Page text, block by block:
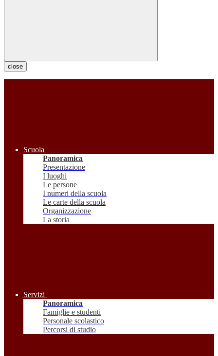
close
Scuola
Panoramica
Presentazione
I luoghi
Le persone
I numeri della scuola
Le carte della scuola
Organizzazione
La storia
Servizi
Panoramica
Famiglie e studenti
Personale scolastico
Percorsi di studio